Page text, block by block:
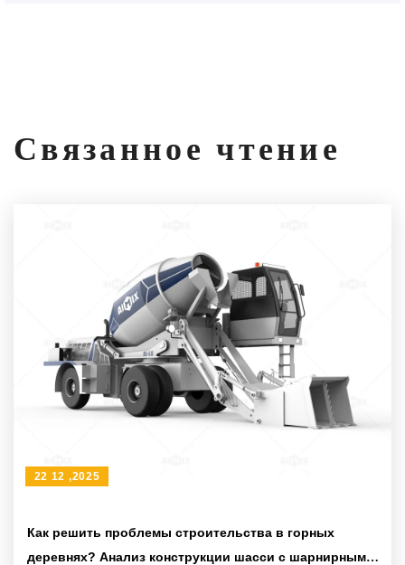
Связанное чтение
Как решить проблемы строительства в горных
деревнях? Анализ конструкции шасси с шарнирным
22 12 ,2025